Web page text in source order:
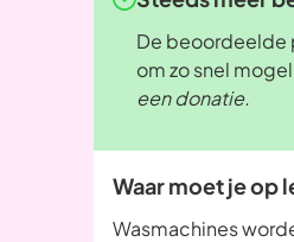
De beoordeelde
om zo snel
een donatie.
Waar moet je op
Wasmachines